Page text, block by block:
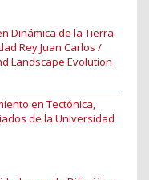
Dinámica de la Tierra
Rey Juan Carlos /
Landscape Evolution
en Tectónica,
de la Universidad